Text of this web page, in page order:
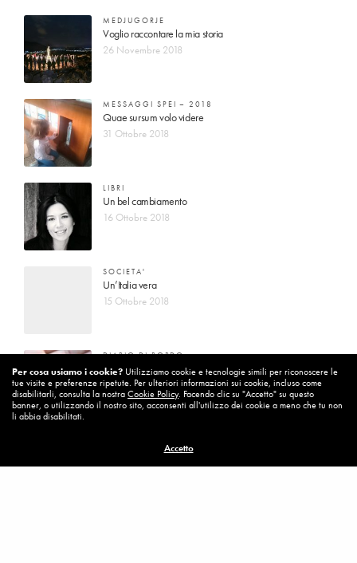
MEDJUGORJE
Voglio raccontare la mia storia
26 Novembre 2018
MESSAGGI SPEI – 2018
Quae sursum volo videre
31 Ottobre 2018
LIBRI
Un bel cambiamento
16 Ottobre 2018
SOCIETA'
Un’Italia vera
15 Ottobre 2018
DIARIO DI BORDO
La vita vince sempre
8 Ottobre 2018
Per cambiare ci vuole coraggio
8 Ottobre 2018
Per cosa usiamo i cookie? Utilizziamo cookie e tecnologie simili per riconoscere le
tue visite e preferenze ripetute. Per ulteriori informazioni sui cookie, incluso come
disabilitarli, consulta la nostraCookie Policy. Facendo clic su "Accetto" su questo
banner, o utilizzando il nostro sito, acconsenti all'utilizzo dei cookie a meno che tu non
li abbia disabilitati.
Accetto